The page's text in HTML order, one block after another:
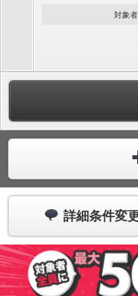
対象
詳細条件変